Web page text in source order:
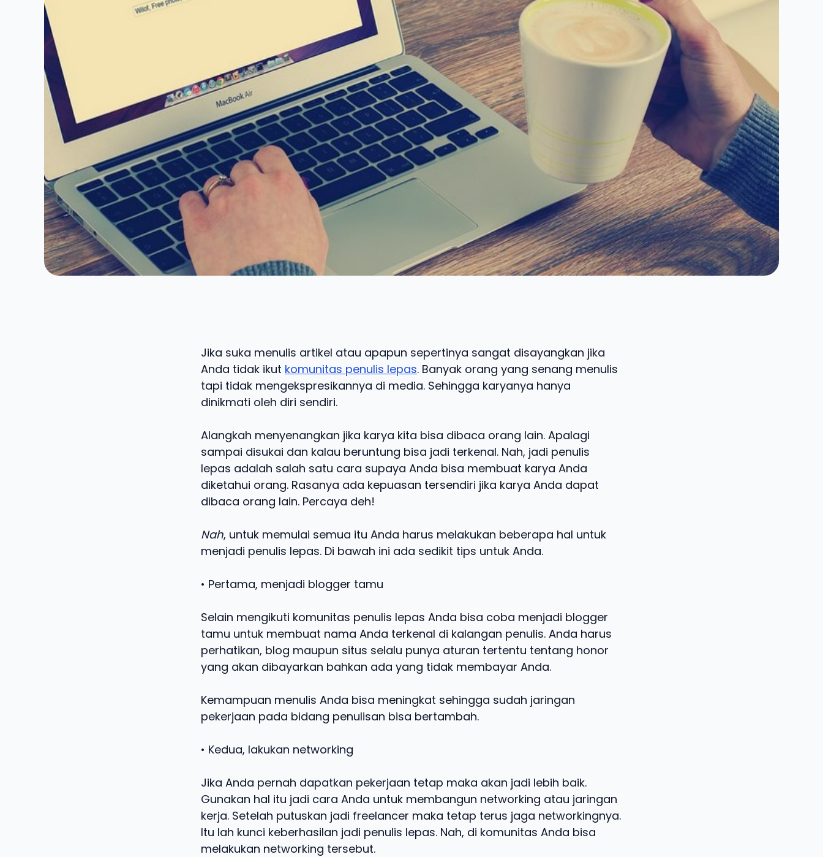
Jika suka menulis artikel atau apapun sepertinya sangat disayangkan jika
Anda tidak ikut komunitas penulis lepas. Banyak orang yang senang menulis
tapi tidak mengekspresikannya di media. Sehingga karyanya hanya
dinikmati oleh diri sendiri.
Alangkah menyenangkan jika karya kita bisa dibaca orang lain. Apalagi
sampai disukai dan kalau beruntung bisa jadi terkenal. Nah, jadi penulis
lepas adalah salah satu cara supaya Anda bisa membuat karya Anda
diketahui orang. Rasanya ada kepuasan tersendiri jika karya Anda dapat
dibaca orang lain. Percaya deh!
Nah, untuk memulai semua itu Anda harus melakukan beberapa hal untuk
menjadi penulis lepas. Di bawah ini ada sedikit tips untuk Anda.
• Pertama, menjadi blogger tamu
Selain mengikuti komunitas penulis lepas Anda bisa coba menjadi blogger
tamu untuk membuat nama Anda terkenal di kalangan penulis. Anda harus
perhatikan, blog maupun situs selalu punya aturan tertentu tentang honor
yang akan dibayarkan bahkan ada yang tidak membayar Anda.
Kemampuan menulis Anda bisa meningkat sehingga sudah jaringan
pekerjaan pada bidang penulisan bisa bertambah.
• Kedua, lakukan networking
Jika Anda pernah dapatkan pekerjaan tetap maka akan jadi lebih baik.
Gunakan hal itu jadi cara Anda untuk membangun networking atau jaringan
kerja. Setelah putuskan jadi freelancer maka tetap terus jaga networkingnya.
Itu lah kunci keberhasilan jadi penulis lepas. Nah, di komunitas Anda bisa
melakukan networking tersebut.